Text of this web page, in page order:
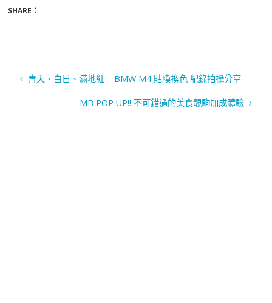
SHARE：
青天、白日、滿地紅 – BMW M4 貼膜換色 紀錄拍攝分享
MB POP UP!! 不可錯過的美食靚駒加成體驗